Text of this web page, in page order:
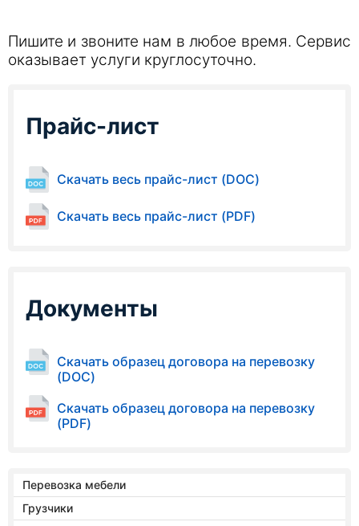
Пишите и звоните нам в любое время. Сервис
оказывает услуги круглосуточно.
Прайс-лист
Скачать весь прайс-лист (DOC)
Скачать весь прайс-лист (PDF)
Документы
Скачать образец договора на перевозку
(DOC)
Скачать образец договора на перевозку
(PDF)
Перевозка мебели
Грузчики